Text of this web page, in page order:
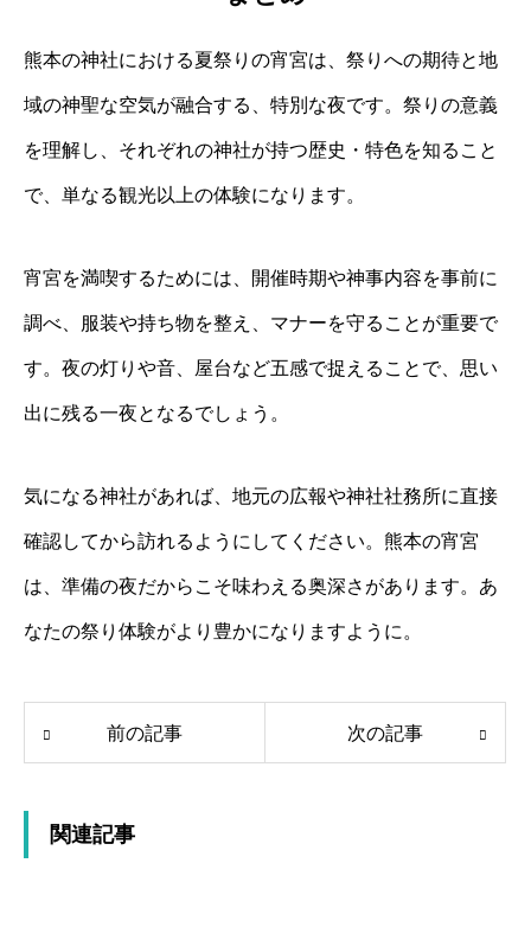
熊本の神社における夏祭りの宵宮は、祭りへの期待と地
域の神聖な空気が融合する、特別な夜です。祭りの意義
を理解し、それぞれの神社が持つ歴史・特色を知ること
で、単なる観光以上の体験になります。
宵宮を満喫するためには、開催時期や神事内容を事前に
調べ、服装や持ち物を整え、マナーを守ることが重要で
す。夜の灯りや音、屋台など五感で捉えることで、思い
出に残る一夜となるでしょう。
気になる神社があれば、地元の広報や神社社務所に直接
確認してから訪れるようにしてください。熊本の宵宮
は、準備の夜だからこそ味わえる奥深さがあります。あ
なたの祭り体験がより豊かになりますように。
前の記事 次の記事
関連記事